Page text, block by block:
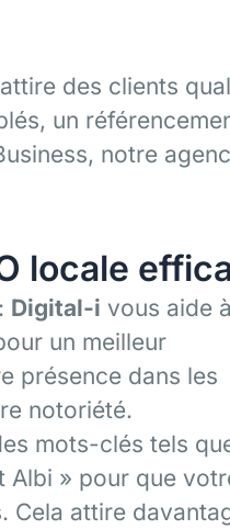
attire des clients
un
notre
locale
: Digital-i vous aide à
un meilleur
présence dans les
notoriété.
mots-clés tels
Albi » pour que
Cela attire